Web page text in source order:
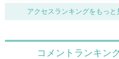
アクセスランキングをもっと